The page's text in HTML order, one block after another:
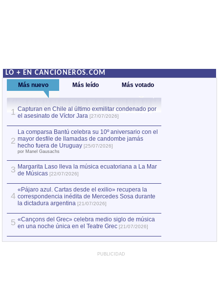
LO + EN CANCIONEROS.COM
Más nuevo Más leído Más votado
1 Capturan en Chile al último exmilitar condenado por
el asesinato de Víctor Jara [27/07/2026]
2
La comparsa Bantú celebra su 10º aniversario con el
mayor desfile de llamadas de candombe jamás
hecho fuera de Uruguay [25/07/2026]
por Manel Gausachs
3 Margarita Laso lleva la música ecuatoriana a La Mar
de Músicas [22/07/2026]
4
«Pájaro azul. Cartas desde el exilio» recupera la
correspondencia inédita de Mercedes Sosa durante
la dictadura argentina [21/07/2026]
5 «Cançons del Grec» celebra medio siglo de música
en una noche única en el Teatre Grec [21/07/2026]
PUBLICIDAD